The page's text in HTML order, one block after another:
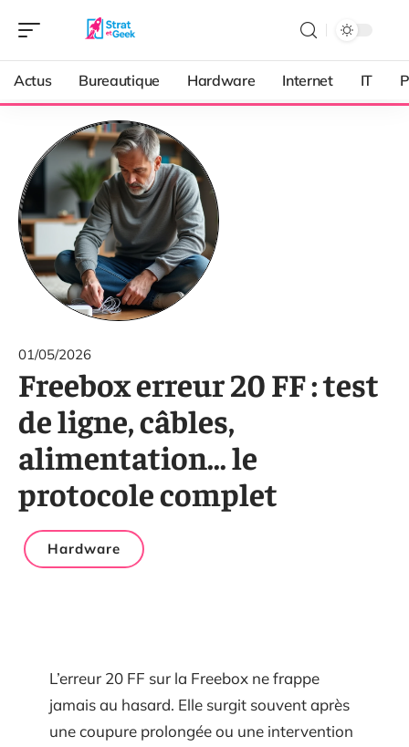
Actus Bureautique Hardware Internet IT
01/05/2026
Freebox erreur 20 FF : test
de ligne, câbles,
alimentation… le
protocole complet
Hardware
L’erreur 20 FF sur la Freebox ne frappe
jamais au hasard. Elle surgit souvent après
une coupure prolongée ou une intervention